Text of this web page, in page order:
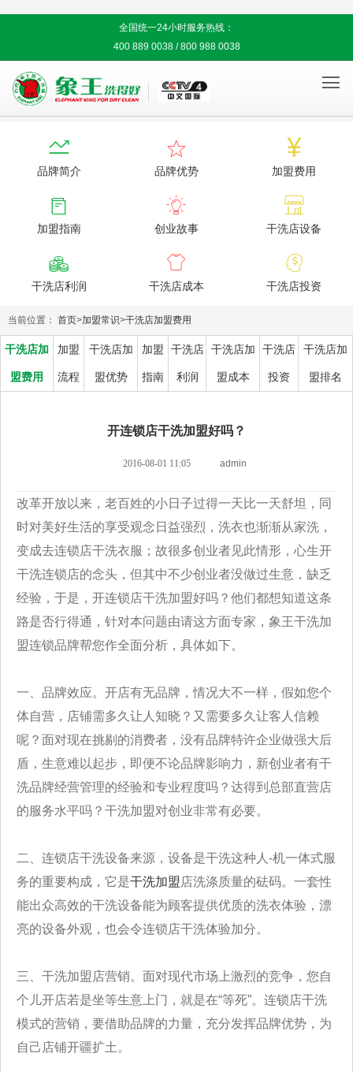
全国统一24小时服务热线：
400 889 0038 / 800 988 0038


品牌简介

品牌优势

加盟费用

加盟指南

创业故事

干洗店设备

干洗店利润

干洗店成本

干洗店投资
当前位置： 首页>加盟常识>干洗店加盟费用
干洗店加
盟费用
加盟
流程
干洗店加
盟优势
加盟
指南
干洗店
利润
干洗店加
盟成本
干洗店
投资
干洗店加
盟排名
开连锁店干洗加盟好吗？
2016-08-01 11:05 admin
改革开放以来，老百姓的小日子过得一天比一天舒坦，同
时对美好生活的享受观念日益强烈，洗衣也渐渐从家洗，
变成去连锁店干洗衣服；故很多创业者见此情形，心生开
干洗连锁店的念头，但其中不少创业者没做过生意，缺乏
经验，于是，开连锁店干洗加盟好吗？他们都想知道这条
路是否行得通，针对本问题由请这方面专家，象王干洗加
盟连锁品牌帮您作全面分析，具体如下。
一、品牌效应。开店有无品牌，情况大不一样，假如您个
体自营，店铺需多久让人知晓？又需要多久让客人信赖
呢？面对现在挑剔的消费者，没有品牌特许企业做强大后
盾，生意难以起步，即便不论品牌影响力，新创业者有干
洗品牌经营管理的经验和专业程度吗？达得到总部直营店
的服务水平吗？干洗加盟对创业非常有必要。
二、连锁店干洗设备来源，设备是干洗这种人-机一体式服
务的重要构成，它是干洗加盟 店洗涤质量的砝码。一套性
能出众高效的干洗设备能为顾客提供优质的洗衣体验，漂
亮的设备外观，也会令连锁店干洗体验加分。
三、干洗加盟店营销。面对现代市场上激烈的竞争，您自
个儿开店若是坐等生意上门，就是在“等死”。连锁店干洗
模式的营销，要借助品牌的力量，充分发挥品牌优势，为
自己店铺开疆扩土。